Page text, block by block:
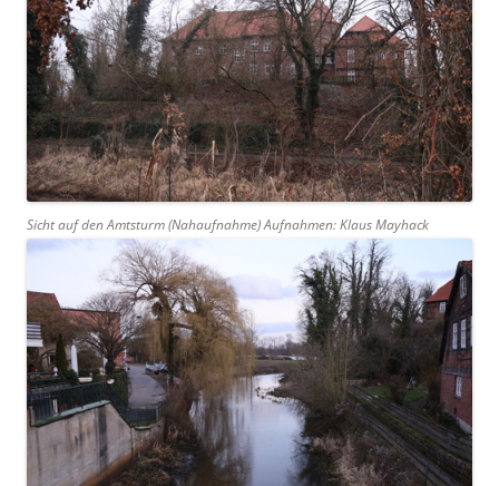
Sicht auf den Amtsturm (Nahaufnahme) Aufnahmen: Klaus Mayhack